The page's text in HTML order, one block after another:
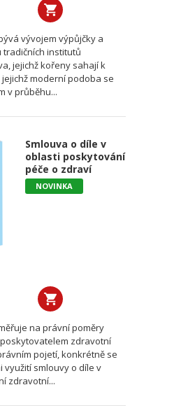
vývojem výpůjčky a
institutů
jejichž kořeny sahají k
moderní podoba se
v průběhu...
Smlouva o díle v
oblasti poskytování
péče o zdraví
NOVINKA
na právní poměry
zdravotní
pojetí, konkrétně se
využití smlouvy o díle v
zdravotní...